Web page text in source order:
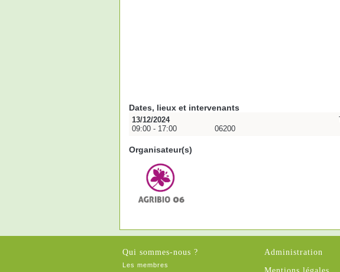
Dates, lieux et intervenants
13/12/2024
09:00 - 17:00
06200
Organisateur(s)
Qui sommes-nous ?
Les membres
Administration